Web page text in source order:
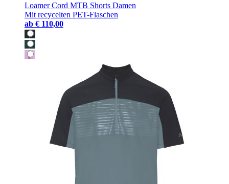
Loamer Cord MTB Shorts Damen
Mit recycelten PET-Flaschen
ab € 110,00